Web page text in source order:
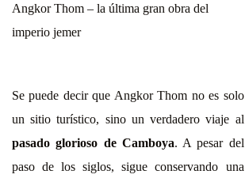
Angkor Thom – la última gran obra del
imperio jemer
Se puede decir que Angkor Thom no es solo
un sitio turístico, sino un verdadero viaje al
pasado glorioso de Camboya. A pesar del
paso de los siglos, sigue conservando una